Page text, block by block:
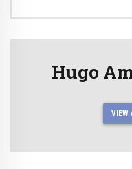
Hugo
VIEW